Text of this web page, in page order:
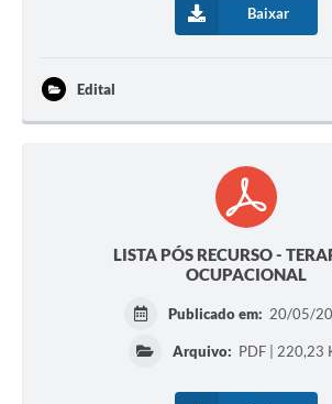
Baixar
Edital
LISTA PÓS RECURSO -
OCUPACIONAL
Publicado em: 20/05/
Arquivo: PDF | 220,23